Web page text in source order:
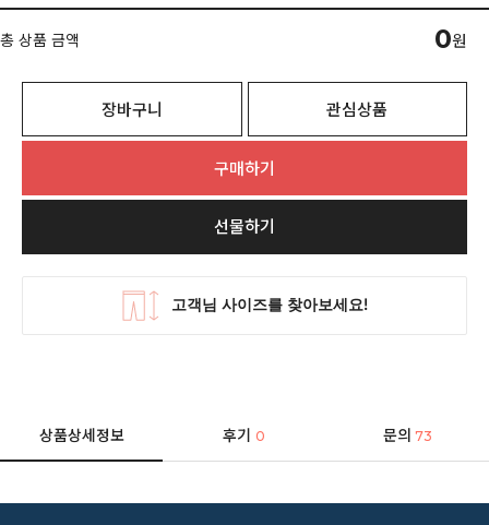
총 상품 금액 0원
장바구니 관심상품
구매하기
선물하기
상품상세정보 후기0 문의 73